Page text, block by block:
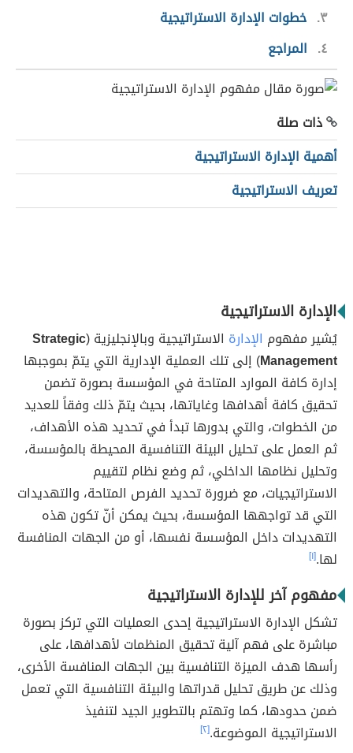
٣ خطوات الإدارة الاستراتيجية
٤
المراجع
ذات صلة
أهمية الإدارة الاستراتيجية
تعريف الاستراتيجية
الإدارة الاستراتيجية
يُشير مفهوم الإدارة الاستراتيجية وبالإنجليزية (Strategic
Management) إلى تلك العملية الإدارية التي يتمّ بموجبها
إدارة كافة الموارد المتاحة في المؤسسة بصورة تضمن
تحقيق كافة أهدافها وغاياتها، بحيث يتمّ ذلك وفقاً للعديد
من الخطوات، والتي بدورها تبدأ في تحديد هذه الأهداف،
ثم العمل على تحليل البيئة التنافسية المحيطة بالمؤسسة،
وتحليل نظامها الداخلي، ثم وضع نظام لتقييم
الاستراتيجيات، مع ضرورة تحديد الفرص المتاحة، والتهديدات
التي قد تواجهها المؤسسة، بحيث يمكن أنّ تكون هذه
التهديدات داخل المؤسسة نفسها، أو من الجهات المنافسة
لها.[١]
مفهوم آخر للإدارة الاستراتيجية
تشكل الإدارة الاستراتيجية إحدى العمليات التي تركز بصورة
مباشرة على فهم آلية تحقيق المنظمات لأهدافها، على
رأسها هدف الميزة التنافسية بين الجهات المنافسة الأخرى،
وذلك عن طريق تحليل قدراتها والبيئة التنافسية التي تعمل
ضمن حدودها، كما وتهتم بالتطوير الجيد لتنفيذ
الاستراتيجية الموضوعة.[٢]